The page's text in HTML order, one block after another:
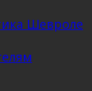
Шевроле